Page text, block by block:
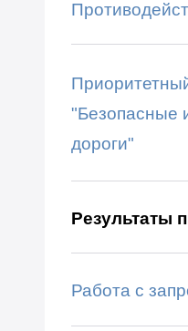
"Безопасные
дороги"
Результаты
Работа с